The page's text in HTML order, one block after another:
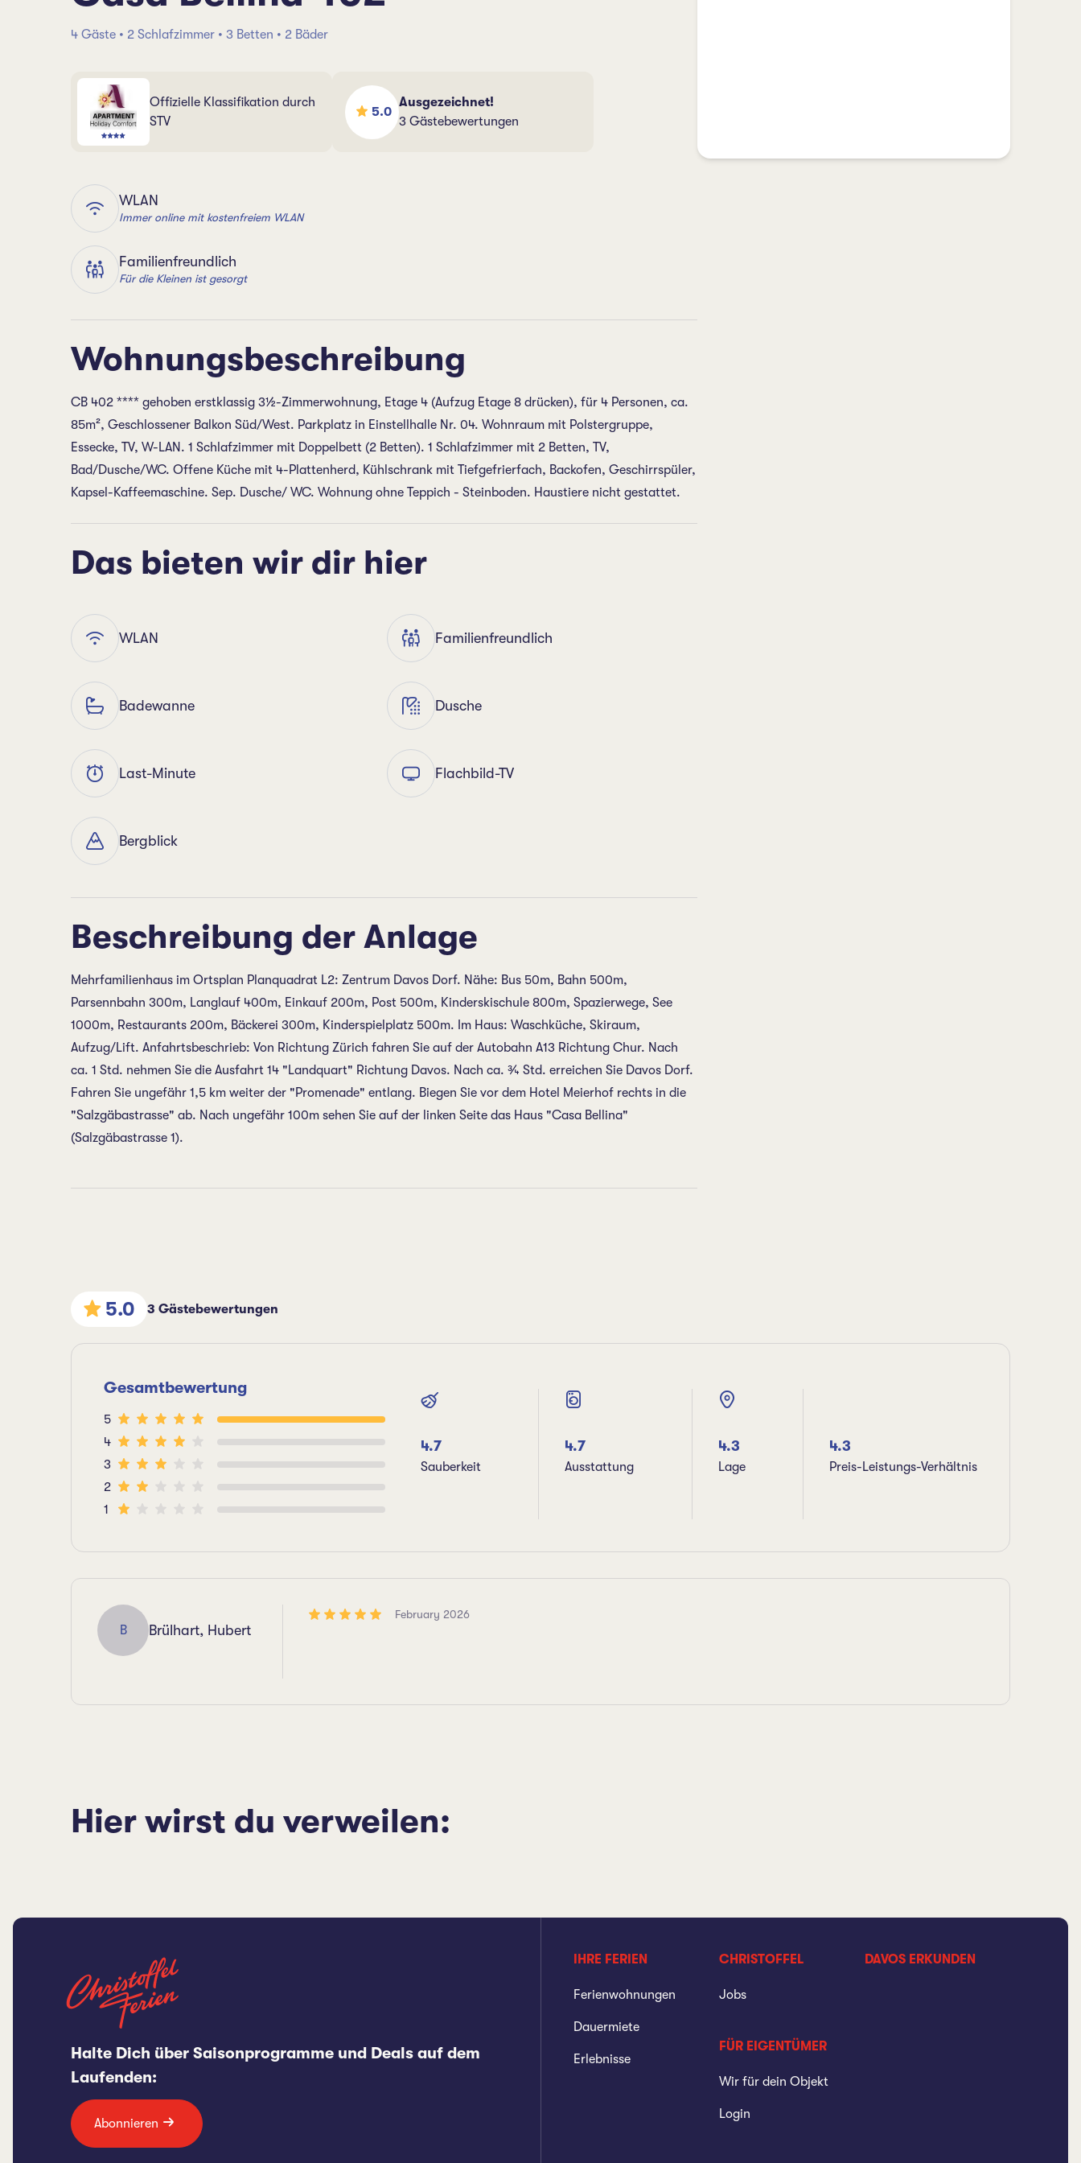
4 Gäste • 2 Schlafzimmer • 3 Betten • 2 Bäder
Offizielle Klassifikation durch
STV
5.0
Ausgezeichnet!
3 Gästebewertungen
WLAN
Immer online mit kostenfreiem WLAN
Familienfreundlich
Für die Kleinen ist gesorgt
Wohnungsbeschreibung
CB 402 **** gehoben erstklassig 3½-Zimmerwohnung, Etage 4 (Aufzug Etage 8 drücken), für 4 Personen, ca.
85m², Geschlossener Balkon Süd/West. Parkplatz in Einstellhalle Nr. 04. Wohnraum mit Polstergruppe,
Essecke, TV, W-LAN. 1 Schlafzimmer mit Doppelbett (2 Betten). 1 Schlafzimmer mit 2 Betten, TV,
Bad/Dusche/WC. Offene Küche mit 4-Plattenherd, Kühlschrank mit Tiefgefrierfach, Backofen, Geschirrspüler,
Kapsel-Kaffeemaschine. Sep. Dusche/ WC. Wohnung ohne Teppich - Steinboden. Haustiere nicht gestattet.
Das bieten wir dir hier
WLAN Familienfreundlich
Badewanne Dusche
Last-Minute Flachbild-TV
Bergblick
Beschreibung der Anlage
Mehrfamilienhaus im Ortsplan Planquadrat L2: Zentrum Davos Dorf. Nähe: Bus 50m, Bahn 500m,
Parsennbahn 300m, Langlauf 400m, Einkauf 200m, Post 500m, Kinderskischule 800m, Spazierwege, See
1000m, Restaurants 200m, Bäckerei 300m, Kinderspielplatz 500m. Im Haus: Waschküche, Skiraum,
Aufzug/Lift. Anfahrtsbeschrieb: Von Richtung Zürich fahren Sie auf der Autobahn A13 Richtung Chur. Nach
ca. 1 Std. nehmen Sie die Ausfahrt 14 "Landquart" Richtung Davos. Nach ca. ¾ Std. erreichen Sie Davos Dorf.
Fahren Sie ungefähr 1,5 km weiter der "Promenade" entlang. Biegen Sie vor dem Hotel Meierhof rechts in die
"Salzgäbastrasse" ab. Nach ungefähr 100m sehen Sie auf der linken Seite das Haus "Casa Bellina"
(Salzgäbastrasse 1).
5.0 3 Gästebewertungen
Gesamtbewertung
5
4
3
2
1
4.7
Sauberkeit
4.7
Ausstattung
4.3
Lage
4.3
Preis-Leistungs-Verhältnis
B Brülhart, Hubert
February 2026
Hier wirst du verweilen:
Halte Dich über Saisonprogramme und Deals auf dem
Laufenden:
Abonnieren
IHRE FERIEN
Ferienwohnungen
Dauermiete
Erlebnisse
CHRISTOFFEL
Jobs
FÜR EIGENTÜMER
Wir für dein Objekt
Login
DAVOS ERKUNDEN